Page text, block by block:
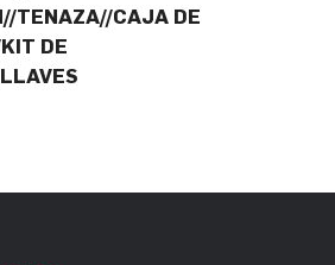
TENAZA//CAJA DE
DE